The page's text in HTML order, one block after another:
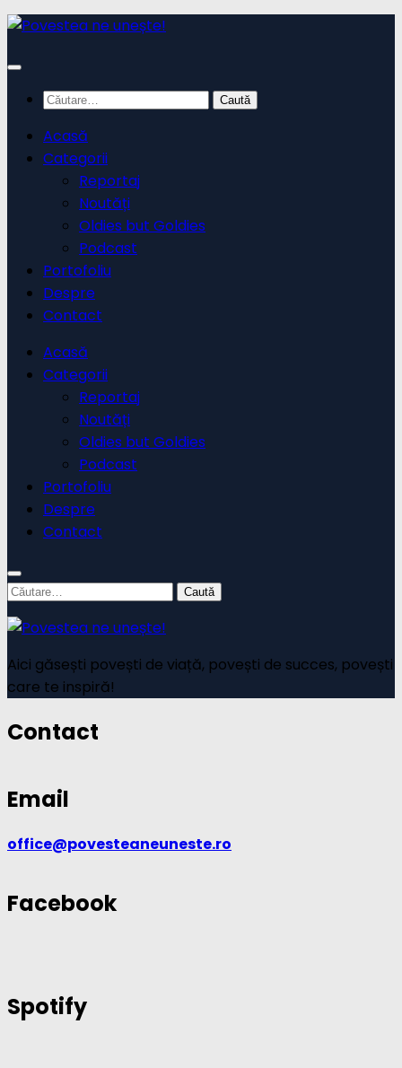
Skip
content
Caută
Acasă
Categorii
Reportaj
Noutăți
Oldies but Goldies
Podcast
Portofoliu
Despre
Contact
Acasă
Categorii
Reportaj
Noutăți
Oldies but Goldies
Podcast
Portofoliu
Despre
Contact
Caută
după:
Aici găsești povești de viață, povești de succes, povești
care te inspiră!
Contact
Email
office@povesteaneuneste.ro
Facebook
Spotify